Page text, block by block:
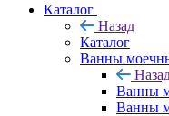
Каталог
Назад
Каталог
Ванны
Ванны
Ванны